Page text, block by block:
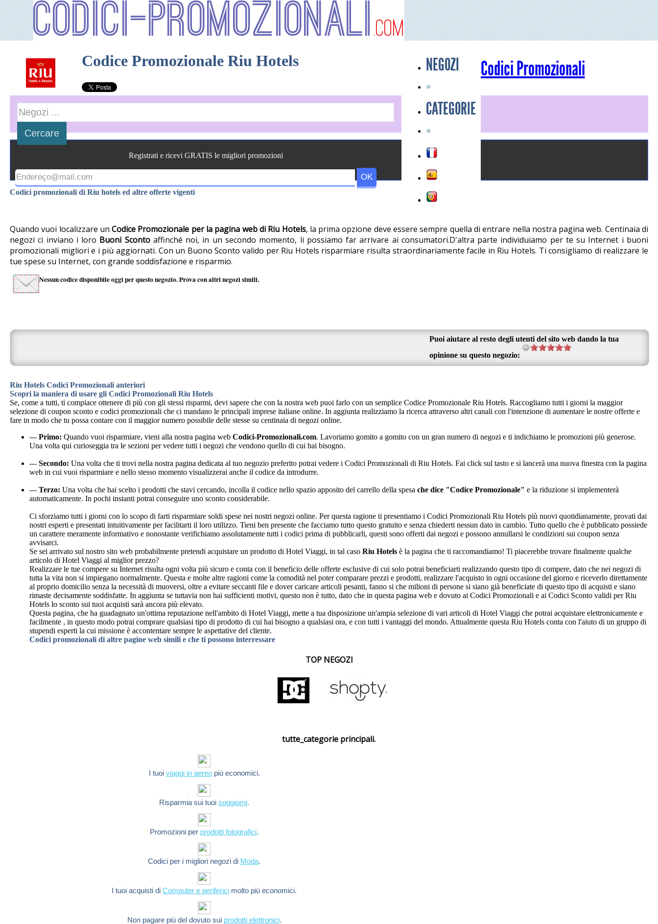
Codici-Promozionali .com
Codici Promozionali
NEGOZI
CATEGORIE
Codice Promozionale Riu Hotels
Quando vuoi localizzare unCodice Promozionale per la pagina web di Riu Hotels, la prima opzione deve essere sempre quella di entrare nella nostra pagina web. Centinaia di
negozi ci inviano i loro Buoni Scontoaffinché noi, in un secondo momento, li possiamo far arrivare ai consumatori.D'altra parte individuiamo per te su Internet i buoni
promozionali migliori e i più aggiornati. Con un Buono Sconto valido per Riu Hotels risparmiare risulta straordinariamente facile in Riu Hotels. Ti consigliamo di realizzare le
tue spese su Internet, con grande soddisfazione e risparmio.
Registrati e ricevi GRATIS le migliori promozioni
Codici promozionali di Riu hotels ed altre offerte vigenti
Nessun codice disponibile oggi per questo negozio. Prova con altri negozi simili.
Puoi aiutare al resto degli utenti del sito web dando la tua
opinione su questo negozio:
Riu Hotels Codici Promozionali anteriori
Scopri la maniera di usare gli Codici Promozionali Riu Hotels
Se, come a tutti, ti compiace ottenere di più con gli stessi risparmi, devi sapere che con la nostra web puoi farlo con un semplice Codice Promozionale Riu Hotels. Raccogliamo tutti i giorni la maggior
selezione di coupon sconto e codici promozionali che ci mandano le principali imprese italiane online. In aggiunta realizziamo la ricerca attraverso altri canali con l'intenzione di aumentare le nostre offerte e
fare in modo che tu possa contare con il maggior numero possibile delle stesse su centinaia di negozi online.
--- Primo: Quando vuoi risparmiare, vieni alla nostra pagina web Codici-Promozionali.com. Lavoriamo gomito a gomito con un gran numero di negozi e ti indichiamo le promozioni più generose.
Una volta qui curioseggia tra le sezioni per vedere tutti i negozi che vendono quello di cui hai bisogno.
--- Secondo: Una volta che ti trovi nella nostra pagina dedicata al tuo negozio preferito potrai vedere i Codici Promozionali di Riu Hotels. Fai click sul tasto e si lancerà una nuova finestra con la pagina
web in cui vuoi risparmiare e nello stesso momento visualizzerai anche il codice da introdurre.
--- Terzo: Una volta che hai scelto i prodotti che stavi cercando, incolla il codice nello spazio apposito del carrello della spesa che dice "Codice Promozionale" e la riduzione si implementerà
automaticamente. In pochi instanti potrai conseguire uno sconto considerabile.
Ci sforziamo tutti i giorni con lo scopo di farti risparmiare soldi spese nei nostri negozi online. Per questa ragione ti presentiamo i Codici Promozionali Riu Hotels più nuovi quotidianamente, provati dai
nostri esperti e presentati intuitivamente per facilitarti il loro utilizzo. Tieni ben presente che facciamo tutto questo gratuito e senza chiederti nessun dato in cambio. Tutto quello che è pubblicato possiede
un carattere meramente informativo e nonostante verifichiamo assolutamente tutti i codici prima di pubblicarli, questi sono offerti dai negozi e possono annullarsi le condizioni sui coupon senza
avvisarci.
Se sei arrivato sul nostro sito web probabilmente pretendi acquistare un prodotto di Hotel Viaggi, in tal caso Riu Hotels è la pagina che ti raccomandiamo! Ti piacerebbe trovare finalmente qualche
articolo di Hotel Viaggi al miglior prezzo?
Realizzare le tue compere su Internet risulta ogni volta più sicuro e conta con il beneficio delle offerte esclusive di cui solo potrai beneficiarti realizzando questo tipo di compere, dato che nei negozi di
tutta la vita non si impiegano normalmente. Questa e molte altre ragioni come la comodità nel poter comparare prezzi e prodotti, realizzare l'acquisto in ogni occasione del giorno e riceverlo direttamente
al proprio domicilio senza la necessità di muoversi, oltre a evitare seccanti file e dover caricare articoli pesanti, fanno si che milioni di persone si siano già beneficiate di questo tipo di acquisti e siano
rimaste decisamente soddisfatte. In aggiunta se tuttavia non hai sufficienti motivi, questo non è tutto, dato che in questa pagina web e dovuto ai Codici Promozionali e ai Codici Sconto validi per Riu
Hotels lo sconto sui tuoi acquisti sarà ancora più elevato.
Questa pagina, che ha guadagnato un'ottima reputazione nell'ambito di Hotel Viaggi, mette a tua disposizione un'ampia selezione di vari articoli di Hotel Viaggi che potrai acquistare elettronicamente e
facilmente , in questo modo potrai comprare qualsiasi tipo di prodotto di cui hai bisogno a qualsiasi ora, e con tutti i vantaggi del mondo. Attualmente questa Riu Hotels conta con l'aiuto di un gruppo di
stupendi esperti la cui missione è accontentare sempre le aspettative del cliente.
Codici promozionali di altre pagine web simili e che ti possono interressare
TOP NEGOZI
tutte_categorie principali.
I tuoi viaggi in aereopiú economici.
Risparmia sui tuoisoggiorni.
Promozioni per prodotti fotografici.
Codici per i migliori negozi di Moda.
I tuoi acquisti diComputer e periferici molto piú economici.
Non pagare piú del dovuto sui prodotti elettronici.